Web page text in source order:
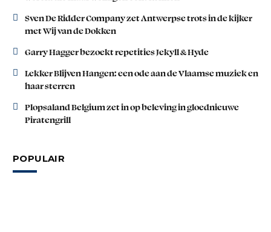
Sven De Ridder Company zet Antwerpse trots in de kijker
met Wij van de Dokken
Garry Hagger bezoekt repetities Jekyll & Hyde
Lekker Blijven Hangen: een ode aan de Vlaamse muziek en
haar sterren
Plopsaland Belgium zet in op beleving in gloednieuwe
Piratengrill
POPULAIR